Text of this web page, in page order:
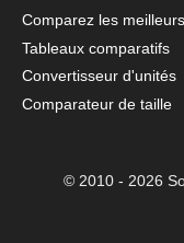
Comparez les
Tableaux comparatifs
Convertisseur d'unités
Comparateur de taille
© 2010 - 2026